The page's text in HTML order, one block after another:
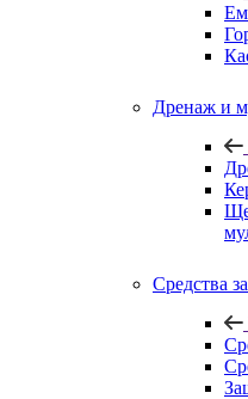
Дренаж и
Средства